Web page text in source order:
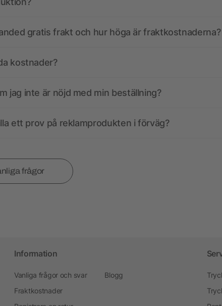
gratis frakt och hur höga är fraktkostnaderna?
kostnader?
jag inte är nöjd med min beställning?
ett prov på reklamprodukten i förväg?
frågor
Information
Vanliga frågor och svar
Fraktkostnader
Blogg